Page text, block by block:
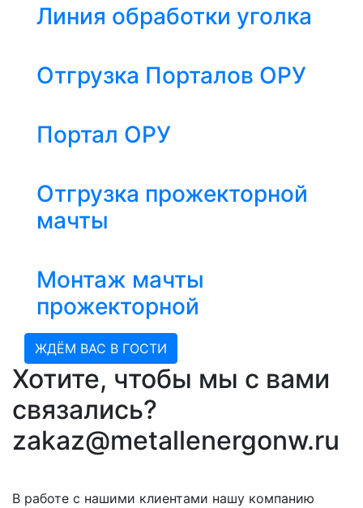
Линия обработки уголка
Отгрузка Порталов ОРУ
Портал ОРУ
Отгрузка прожекторной
мачты
Монтаж мачты
прожекторной
ЖДЁМ ВАС В ГОСТИ
Хотите, чтобы мы с вами
связались?
zakaz@metallenergonw.ru
В работе с нашими клиентами нашу компанию